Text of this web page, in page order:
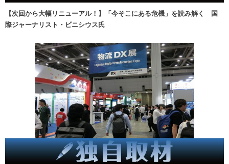
【次回から大幅リニューアル！】「今そこにある危機」を読み解く 国
際ジャーナリスト・ビニシウス氏